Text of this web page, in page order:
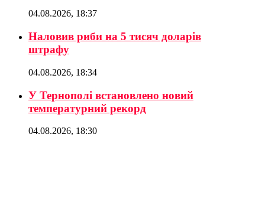
04.08.2026, 18:37
Наловив риби на 5 тисяч доларів
штрафу
04.08.2026, 18:34
У Тернополі встановлено новий
температурний рекорд
04.08.2026, 18:30